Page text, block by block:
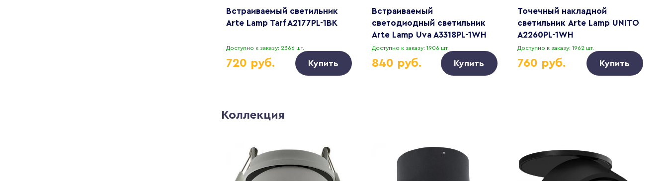
Встраиваемый светильник
Arte Lamp Tarf A2177PL-1BK
Доступно к заказу: 2366 шт.
720 руб. Купить
Встраиваемый
светодиодный светильник
Arte Lamp Uva A3318PL-1WH
Доступно к заказу: 1906 шт.
840 руб. Купить
Точечный накладной
светильник Arte Lamp UNITO
A2260PL-1WH
Доступно к заказу: 1962 шт.
760 руб. Купить
Коллекция